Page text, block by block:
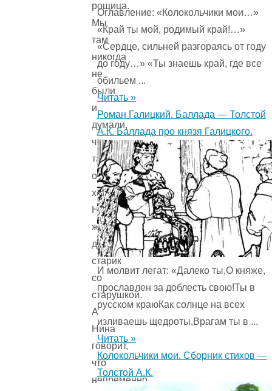
рощица.
Мы
там
никогда
не
были
и
думали,
что
там
очень
хорошо.
Наверно,
живут
добрые
старик
со
старушкой.
А
Нина
говорит,
что
непременно
Оглавление: «Колокольчики мои…»
«Край ты мой, родимый край!…»
«Сердце, сильней разгораясь от году
до году…» «Ты знаешь край, где все
обильем ...
Читать »
Роман Галицкий. Баллада — Толстой
А.К. Баллада про князя Галицкого.
И молвит легат: «Далеко ты,О княже,
прославлен за доблесть свою!Ты в
русском краюКак солнце на всех
изливаешь щедроты,Врагам ты в ...
Читать »
Колокольчики мои. Сборник стихов —
Толстой А.К.